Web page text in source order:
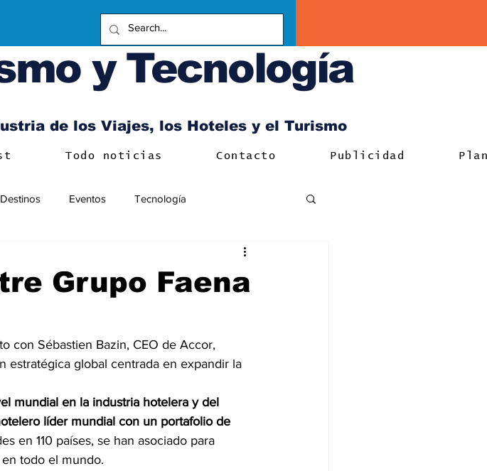
y Tecnología
de los Viajes, los Hoteles y el Turismo
Todo noticias Contacto Publicidad
Destinos Eventos Tecnología
Grupo Faena
con Sébastien Bazin, CEO de Accor,
estratégica global centrada en expandir la
mundial en la industria hotelera y del
líder mundial con un portafolio de
en 110 países, se han asociado para
todo el mundo.